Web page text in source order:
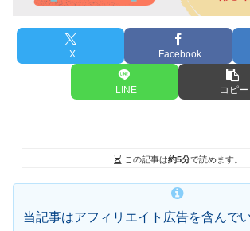
X Facebook
LINE コピー
この記事は約5分で読めます。
当記事はアフィリエイト広告を含んで